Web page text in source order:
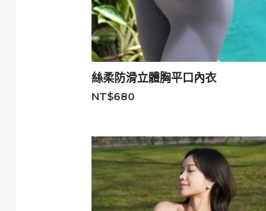
絲柔防滑立體胸平口內衣
NT$680